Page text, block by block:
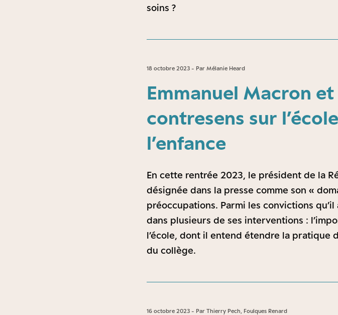
soins ?
18 octobre 2023 - Par Mélanie Heard
Emmanuel Macron
contresens sur
l’enfance
En cette rentrée 2023, le président de la
désignée dans la presse comme son «
préoccupations. Parmi les convictions
dans plusieurs de ses interventions :
l’école, dont il entend étendre la pratique
du collège.
16 octobre 2023 - Par Thierry Pech, Foulques Renard